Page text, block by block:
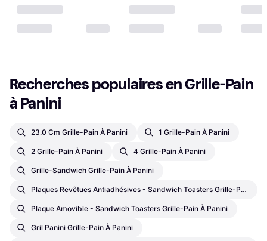
Recherches populaires en Grille-Pain
à Panini
23.0 Cm Grille-Pain À Panini 1 Grille-Pain À Panini
2 Grille-Pain À Panini 4 Grille-Pain À Panini
Grille-Sandwich Grille-Pain À Panini
Plaques Revêtues Antiadhésives - Sandwich Toasters Grille-Pain À Panini
Plaque Amovible - Sandwich Toasters Grille-Pain À Panini
Gril Panini Grille-Pain À Panini